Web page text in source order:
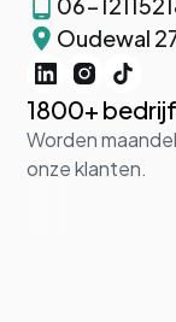
Oudewal
1800+
Worden
onze klanten.